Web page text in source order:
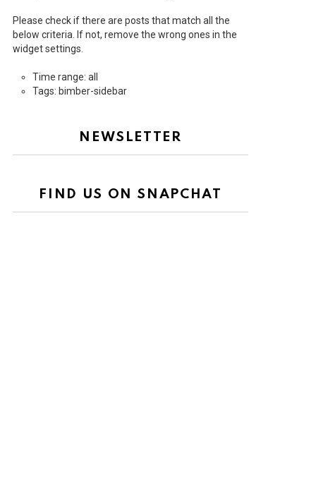
Please check if there are posts that match all the
below criteria. If not, remove the wrong ones in the
widget settings.
Time range: all
Tags: bimber-sidebar
NEWSLETTER
FIND US ON SNAPCHAT